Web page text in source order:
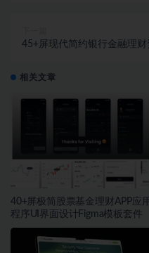
45+屏现代简约银行金融理
相关文章
40+屏极简股票基金理财APP应用
程序UI界面设计Figma模板套件